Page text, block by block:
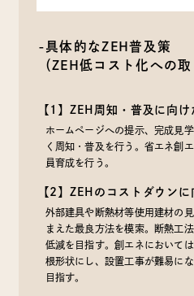
-具体的なZEH普及策
（ZEH低コスト化への取
【1】ZEH周知・普及に向
ホームページへの提示、完成見
く周知・普及を行う。省エネ創
員育成を行う。
【2】ZEHのコストダウン
外部建具や断熱材等使用建材の
まえた最良方法を模索。断熱工
低減を目指す。創エネにおいて
根形状にし、設置工事が難易に
目指す。